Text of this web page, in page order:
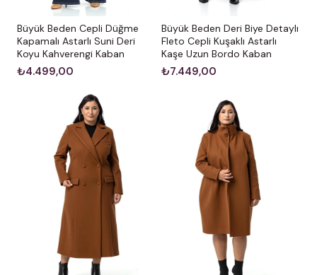
Büyük Beden Cepli Düğme
Kapamalı Astarlı Suni Deri
Koyu Kahverengi Kaban
₺4.499,00
Büyük Beden Deri Biye Detaylı
Fleto Cepli Kuşaklı Astarlı
Kaşe Uzun Bordo Kaban
₺7.449,00